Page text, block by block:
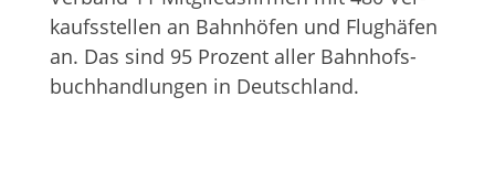
kaufs­stel­len an Bahn­hö­fen und Flug­hä­fen
an. Das sind 95 Pro­zent aller Bahn­hofs­
buch­hand­lun­gen in Deutschland.